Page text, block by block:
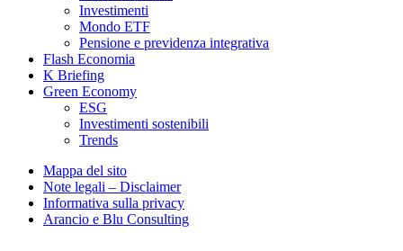
Investimenti
Mondo ETF
Pensione e previdenza integrativa
Flash Economia
K Briefing
Green Economy
ESG
Investimenti sostenibili
Trends
Mappa del sito
Note legali – Disclaimer
Informativa sulla privacy
Arancio e Blu Consulting